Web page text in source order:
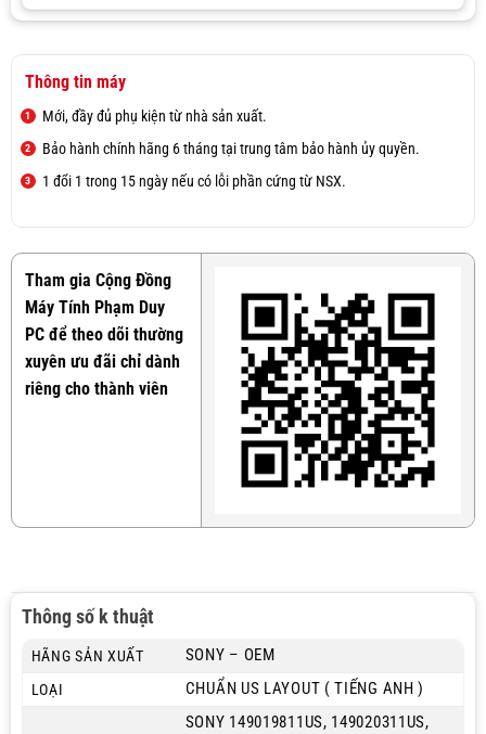
Thông tin máy
Mới, đầy đủ phụ kiện từ nhà sản xuất.
Bảo hành chính hãng 6 tháng tại trung tâm bảo hành ủy quyền.
1 đổi 1 trong 15 ngày nếu có lỗi phần cứng từ NSX.
Tham gia Cộng Đồng
Máy Tính Phạm Duy
PC để theo dõi thường
xuyên ưu đãi chỉ dành
riêng cho thành viên
Thông số k thuật
HÃNG SẢN XUẤT SONY – OEM
LOẠI
CHUẨN US LAYOUT ( TIẾNG ANH )
SONY 149019811US, 149020311US,